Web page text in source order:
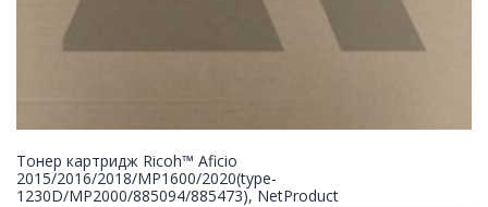
Тонер картридж Ricoh™ Aficio
2015/2016/2018/MP1600/2020(type-
1230D/MP2000/885094/885473), NetProduct